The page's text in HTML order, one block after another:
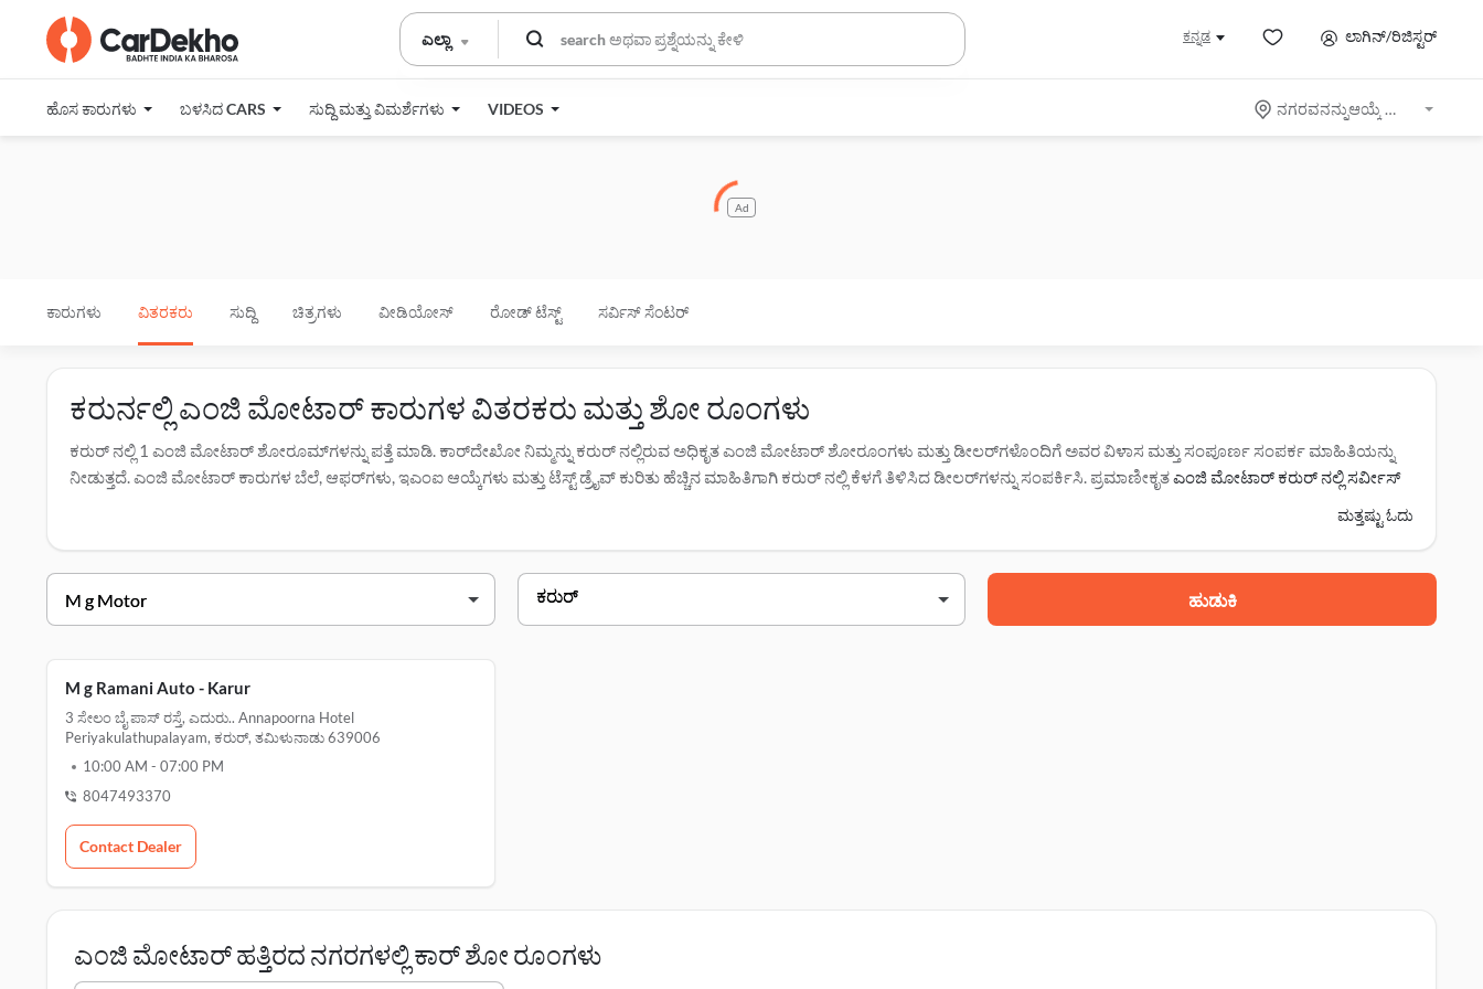
ಎಲ್ಲಾ ಕನ್ನಡ ಲಾಗಿನ್/ರಿಜಿಸ್ಟರ್
ಹೊಸ ಕಾರುಗಳು ಬಳಸಿದ CARS ಸುದ್ದಿ ಮತ್ತು ವಿಮರ್ಶೆಗಳು VIDEOS ನಗರವನನ್ನುಆಯ್ಕೆ ಮಾಡಿ
Ad
ಕಾರುಗಳು ವಿತರಕರು ಸುದ್ದಿ ಚಿತ್ರಗಳು ವೀಡಿಯೋಸ್ ರೋಡ್ ಟೆಸ್ಟ್ ಸರ್ವಿಸ್ ಸೆಂಟರ್
ಕರುರ್ನಲ್ಲಿ ಎಂಜಿ ಮೋಟಾರ್ ಕಾರುಗಳ ವಿತರಕರು ಮತ್ತು ಶೋ ರೂಂಗಳು
ಕರುರ್ ನಲ್ಲಿ 1 ಎಂಜಿ ಮೋಟಾರ್ ಶೋರೂಮ್‌ಗಳನ್ನು ಪತ್ತೆ ಮಾಡಿ. ಕಾರ್‌ದೇಖೋ ನಿಮ್ಮನ್ನು ಕರುರ್ ನಲ್ಲಿರುವ ಅಧಿಕೃತ ಎಂಜಿ ಮೋಟಾರ್ ಶೋರೂಂಗಳು ಮತ್ತು ಡೀಲರ್‌ಗಳೊಂದಿಗೆ ಅವರ ವಿಳಾಸ ಮತ್ತು ಸಂಪೂರ್ಣ ಸಂಪರ್ಕ ಮಾಹಿತಿಯನ್ನು
ನೀಡುತ್ತದೆ. ಎಂಜಿ ಮೋಟಾರ್ ಕಾರುಗಳ ಬೆಲೆ, ಆಫರ್‌ಗಳು, ಇಎಂಐ ಆಯ್ಕೆಗಳು ಮತ್ತು ಟೆಸ್ಟ್ ಡ್ರೈವ್ ಕುರಿತು ಹೆಚ್ಚಿನ ಮಾಹಿತಿಗಾಗಿ ಕರುರ್ ನಲ್ಲಿ ಕೆಳಗೆ ತಿಳಿಸಿದ ಡೀಲರ್‌ಗಳನ್ನು ಸಂಪರ್ಕಿಸಿ. ಪ್ರಮಾಣೀಕೃತಎಂಜಿ ಮೋಟಾರ್ ಕರುರ್ ನಲ್ಲಿ ಸರ್ವೀಸ್‌
ಎಂಜಿ ramani auto - ಕರುರ್ 3 ಸೇಲಂ ಬೈ ಪಾಸ್ ರಸ್ತೆ, ಎದುರು.. annapoorna hotel periyakulathupalayam, ಕರುರ್, 639006
ಮತ್ತಷ್ಟು ಓದು
ಹುಡುಕಿ
M g Ramani Auto - Karur
3 ಸೇಲಂ ಬೈ ಪಾಸ್ ರಸ್ತೆ, ಎದುರು.. Annapoorna Hotel
Periyakulathupalayam, ಕರುರ್, ತಮಿಳುನಾಡು 639006
10:00 AM - 07:00 PM
8047493370
Contact Dealer
ಎಂಜಿ ಮೋಟಾರ್ ಹತ್ತಿರದ ನಗರಗಳಲ್ಲಿ ಕಾರ್ ಶೋ ರೂಂಗಳು